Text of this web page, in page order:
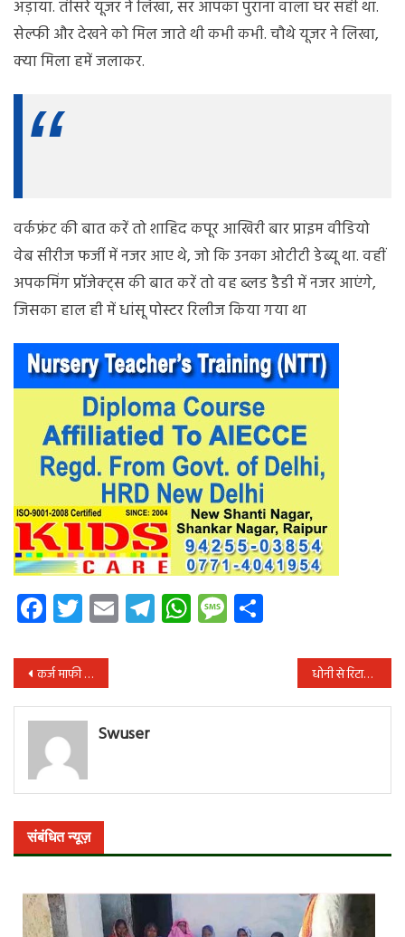
अड़ाया. तीसरे यूजर ने लिखा, सर आपका पुराना वाला घर सही था.
सेल्फी और देखने को मिल जाते थी कभी कभी. चौथे यूजर ने लिखा,
क्या मिला हमें जलाकर.
वर्कफ्रंट की बात करें तो शाहिद कपूर आखिरी बार प्राइम वीडियो
वेब सीरीज फर्जी में नजर आए थे, जो कि उनका ओटीटी डेब्यू था. वहीं
अपकमिंग प्रॉजेक्ट्स की बात करें तो वह ब्लड डैडी में नजर आएंगे,
जिसका हाल ही में धांसू पोस्टर रिलीज किया गया था
Facebook
Twitter
EmailTelegram
WhatsApp
Message
पोस्ट
नेविगेशन
कर्ज माफी का वादा पूरा करने के बजाय प्रदेश सरकार महिला स्व-सहायता समूहों को ज्यादा कर्ज लेने के लिए प्रेरित कर रही : भाजपा धोनी से रिटायरमेंट का सवाल पूछने वालों पर भड़के – वीरेंदर सेहवाग
Swuser
संबंधित न्यूज़